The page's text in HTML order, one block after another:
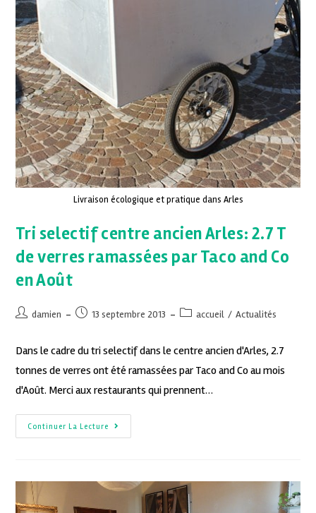
Livraison écologique et pratique dans Arles
Tri selectif centre ancien Arles: 2.7 T
de verres ramassées par Taco and Co
en Août
damien 13 septembre 2013 accueil / Actualités
Dans le cadre du tri selectif dans le centre ancien d'Arles, 2.7
tonnes de verres ont été ramassées par Taco and Co au mois
d'Août. Merci aux restaurants qui prennent…
Continuer La Lecture